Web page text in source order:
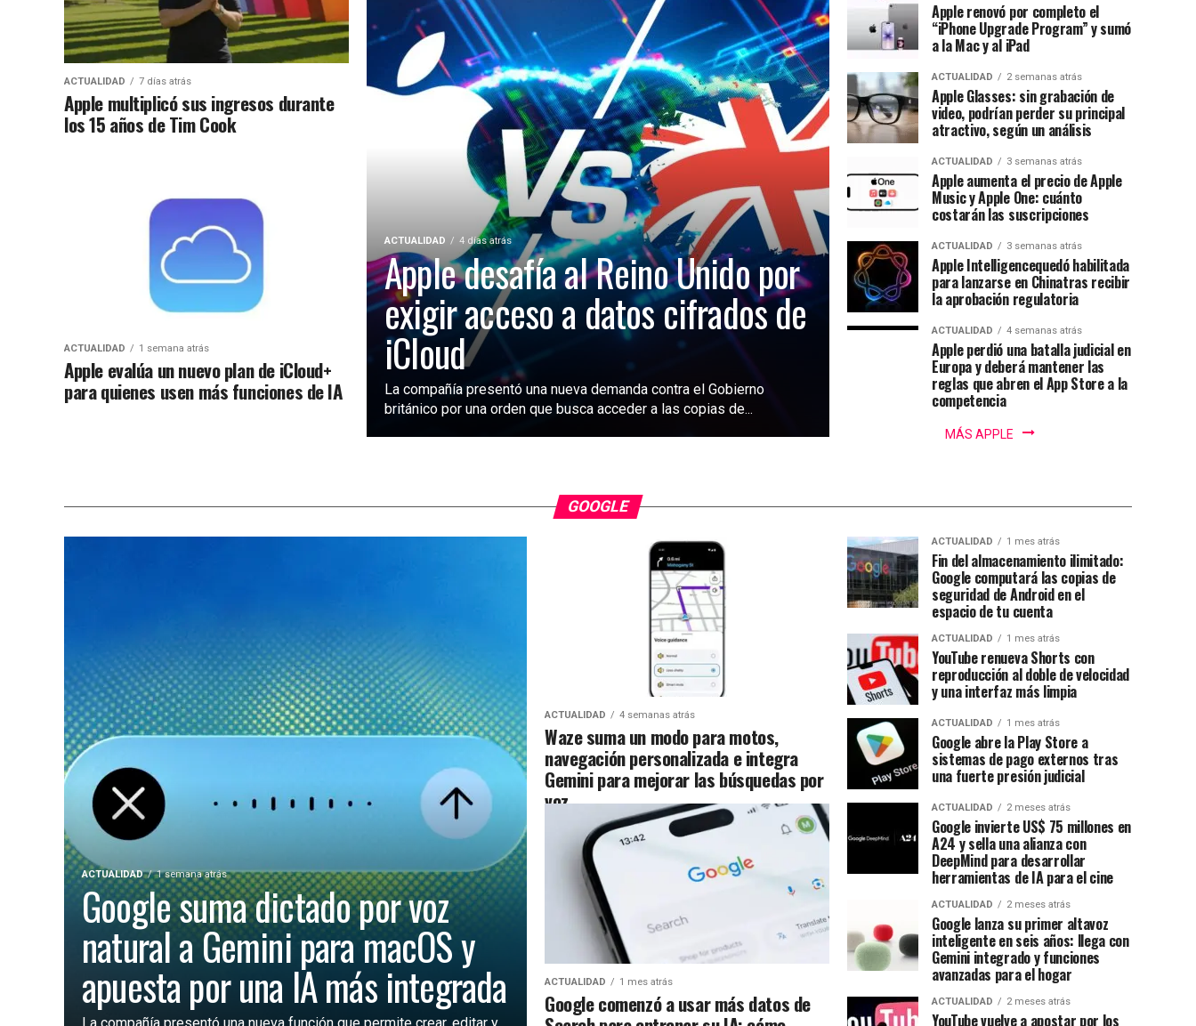
ACTUALIDAD 4 días atrás
Apple desafía al Reino Unido por
exigir acceso a datos cifrados de
iCloud
La compañía presentó una nueva demanda contra el Gobierno
británico por una orden que busca acceder a las copias de...
ACTUALIDAD 7 días atrás
Apple multiplicó sus ingresos durante
los 15 años de Tim Cook
ACTUALIDAD 1 semana atrás
Apple evalúa un nuevo plan de iCloud+
para quienes usen más funciones de IA
Apple renovó por completo el
“iPhone Upgrade Program” y sumó
a la Mac y al iPad
ACTUALIDAD 2 semanas atrás
Apple Glasses: sin grabación de
video, podrían perder su principal
atractivo, según un análisis
ACTUALIDAD 3 semanas atrás
Apple aumenta el precio de Apple
Music y Apple One: cuánto
costarán las suscripciones
ACTUALIDAD 3 semanas atrás
Apple Intelligencequedó habilitada
para lanzarse en Chinatras recibir
la aprobación regulatoria
ACTUALIDAD 4 semanas atrás
Apple perdió una batalla judicial en
Europa y deberá mantener las
reglas que abren el App Store a la
competencia
MÁS APPLE
GOOGLE
ACTUALIDAD 1 semana atrás
Google suma dictado por voz
natural a Gemini para macOS y
apuesta por una IA más integrada
ACTUALIDAD 4 semanas atrás
Waze suma un modo para motos,
navegación personalizada e integra
Gemini para mejorar las búsquedas por
voz
ACTUALIDAD 1 mes atrás
Google comenzó a usar más datos de
ACTUALIDAD 1 mes atrás
Fin del almacenamiento ilimitado:
Google computará las copias de
seguridad de Android en el
espacio de tu cuenta
ACTUALIDAD 1 mes atrás
YouTube renueva Shorts con
reproducción al doble de velocidad
y una interfaz más limpia
ACTUALIDAD 1 mes atrás
Google abre la Play Store a
sistemas de pago externos tras
una fuerte presión judicial
ACTUALIDAD 2 meses atrás
Google invierte US$ 75 millones en
A24 y sella una alianza con
DeepMind para desarrollar
herramientas de IA para el cine
ACTUALIDAD 2 meses atrás
Google lanza su primer altavoz
inteligente en seis años: llega con
Gemini integrado y funciones
avanzadas para el hogar
ACTUALIDAD 2 meses atrás
YouTube vuelve a apostar por los